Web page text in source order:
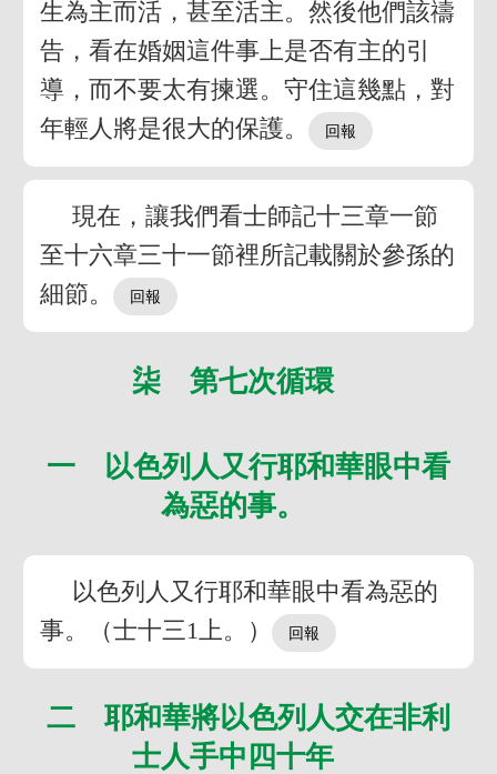
生為主而活，甚至活主。然後他們該禱
告，看在婚姻這件事上是否有主的引
導，而不要太有揀選。守住這幾點，對
年輕人將是很大的保護。
現在，讓我們看士師記十三章一節
至十六章三十一節裡所記載關於參孫的
細節。
柒 第七次循環
一 以色列人又行耶和華眼中看
為惡的事。
以色列人又行耶和華眼中看為惡的
事。（士十三1上。）
二 耶和華將以色列人交在非利
士人手中四十年